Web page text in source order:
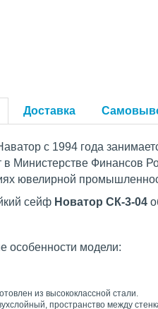
Доставка
с 1994 года
в Министерстве Финансов
ювелирной
сейф Новатор СК-3-04
особенности модели:
из высококлассной стали.
пространство между